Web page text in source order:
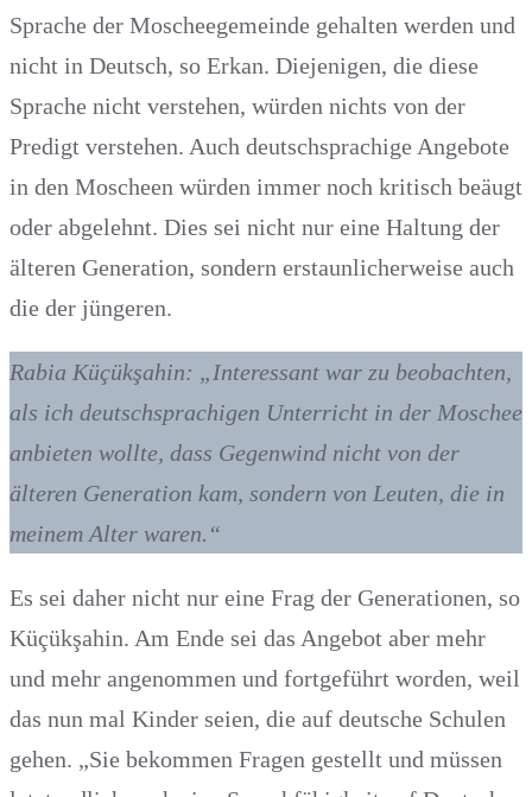
Sprache der Moscheegemeinde gehalten werden und
nicht in Deutsch, so Erkan. Diejenigen, die diese
Sprache nicht verstehen, würden nichts von der
Predigt verstehen. Auch deutschsprachige Angebote
in den Moscheen würden immer noch kritisch beäugt
oder abgelehnt. Dies sei nicht nur eine Haltung der
älteren Generation, sondern erstaunlicherweise auch
die der jüngeren.
Rabia Küçükşahin: „Interessant war zu beobachten,
als ich deutschsprachigen Unterricht in der Moschee
anbieten wollte, dass Gegenwind nicht von der
älteren Generation kam, sondern von Leuten, die in
meinem Alter waren.“
Es sei daher nicht nur eine Frag der Generationen, so
Küçükşahin. Am Ende sei das Angebot aber mehr
und mehr angenommen und fortgeführt worden, weil
das nun mal Kinder seien, die auf deutsche Schulen
gehen. „Sie bekommen Fragen gestellt und müssen